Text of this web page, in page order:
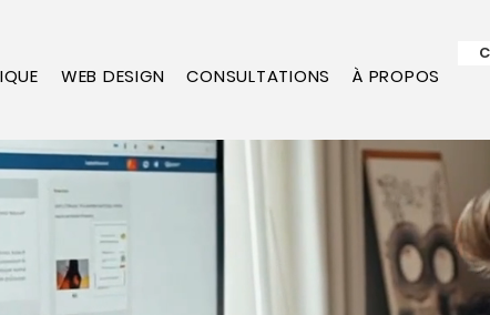
WEB DESIGN CONSULTATIONS À PROPOS